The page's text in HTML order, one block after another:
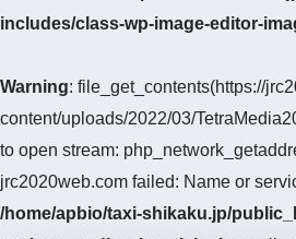
includes/class-wp-image-editor-
Warning: file_get_contents(https://
content/uploads/2022/03/
to open stream:
jrc2020web.com failed: Name or
/home/apbio/taxi-shikaku.jp/